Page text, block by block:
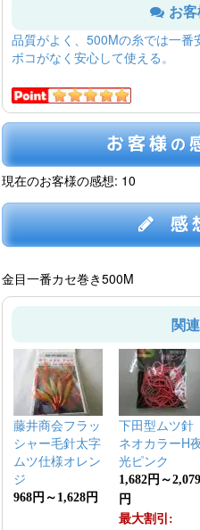
お
品質がよく、500Mの糸では一
ボコがなく安心して使える。
お客様の
現在のお客様の感想: 10
感
金目一番カセ巻き500M
関
藤井商会フラッ
シャー毛針太字
ムツ仕様オレン
ジ
968円～1,628円
下田型ムツ針
ネオカラーH
光ピンク
1,682円～2,079
円
最大割引: